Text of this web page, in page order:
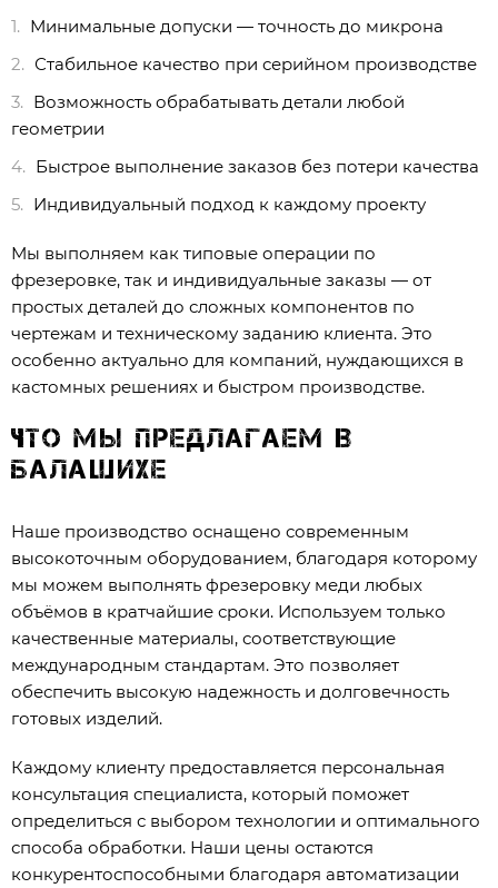
Минимальные допуски — точность до микрона
Стабильное качество при серийном производстве
Возможность обрабатывать детали любой
геометрии
Быстрое выполнение заказов без потери качества
Индивидуальный подход к каждому проекту
Мы выполняем как типовые операции по
фрезеровке, так и индивидуальные заказы — от
простых деталей до сложных компонентов по
чертежам и техническому заданию клиента. Это
особенно актуально для компаний, нуждающихся в
кастомных решениях и быстром производстве.
Что мы предлагаем в
Балашихе
Наше производство оснащено современным
высокоточным оборудованием, благодаря которому
мы можем выполнять фрезеровку меди любых
объёмов в кратчайшие сроки. Используем только
качественные материалы, соответствующие
международным стандартам. Это позволяет
обеспечить высокую надежность и долговечность
готовых изделий.
Каждому клиенту предоставляется персональная
консультация специалиста, который поможет
определиться с выбором технологии и оптимального
способа обработки. Наши цены остаются
конкурентоспособными благодаря автоматизации